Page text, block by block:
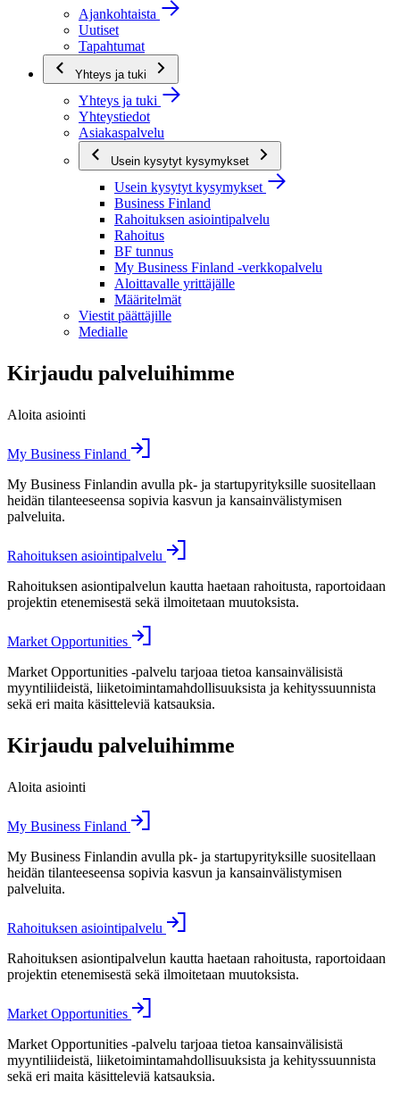
Ajankohtaista
Uutiset
Tapahtumat
Yhteys ja tuki
Yhteys ja tuki
Yhteystiedot
Asiakaspalvelu
Usein kysytyt kysymykset
Usein kysytyt kysymykset
Business Finland
Rahoituksen asiointipalvelu
Rahoitus
BF tunnus
My Business Finland -verkkopalvelu
Aloittavalle yrittäjälle
Määritelmät
Viestit päättäjille
Medialle
Kirjaudu palveluihimme
Aloita asiointi
My Business Finland
My Business Finlandin avulla pk- ja startupyrityksille suositellaan
heidän tilanteeseensa sopivia kasvun ja kansainvälistymisen
palveluita.
Rahoituksen asiointipalvelu
Rahoituksen asiontipalvelun kautta haetaan rahoitusta, raportoidaan
projektin etenemisestä sekä ilmoitetaan muutoksista.
Market Opportunities
Market Opportunities -palvelu tarjoaa tietoa kansainvälisistä
myyntiliideistä, liiketoimintamahdollisuuksista ja kehityssuunnista
sekä eri maita käsitteleviä katsauksia.
Kirjaudu palveluihimme
Aloita asiointi
My Business Finland
My Business Finlandin avulla pk- ja startupyrityksille suositellaan
heidän tilanteeseensa sopivia kasvun ja kansainvälistymisen
palveluita.
Rahoituksen asiointipalvelu
Rahoituksen asiontipalvelun kautta haetaan rahoitusta, raportoidaan
projektin etenemisestä sekä ilmoitetaan muutoksista.
Market Opportunities
Market Opportunities -palvelu tarjoaa tietoa kansainvälisistä
myyntiliideistä, liiketoimintamahdollisuuksista ja kehityssuunnista
sekä eri maita käsitteleviä katsauksia.